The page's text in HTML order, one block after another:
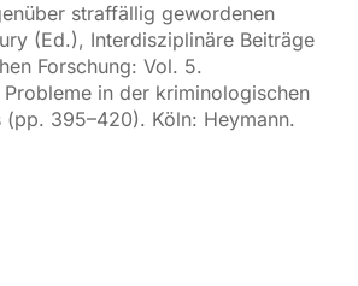
straffällig gewordenen
(Ed.), Interdisziplinäre Beiträge
Forschung: Vol. 5.
in der kriminologischen
(pp. 395–420). Köln: Heymann.